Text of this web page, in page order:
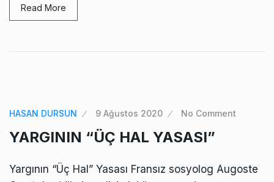
Read More
HASAN DURSUN 9 Ağustos 2020 No Comment
YARGININ “ÜÇ HAL YASASI”
Yargının “Üç Hal” Yasası Fransız sosyolog Augoste